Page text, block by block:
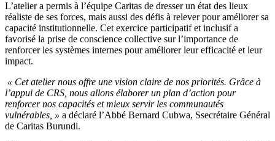
L’atelier a permis à l’équipe Caritas de dresser un état des lieux
réaliste de ses forces, mais aussi des défis à relever pour améliorer sa
capacité institutionnelle. Cet exercice participatif et inclusif a
favorisé la prise de conscience collective sur l’importance de
renforcer les systèmes internes pour améliorer leur efficacité et leur
impact.
« Cet atelier nous offre une vision claire de nos priorités. Grâce à
l’appui de CRS, nous allons élaborer un plan d’action pour
renforcer nos capacités et mieux servir les communautés
vulnérables, » a déclaré l’Abbé Bernard Cubwa, Ssecrétaire Général
de Caritas Burundi.